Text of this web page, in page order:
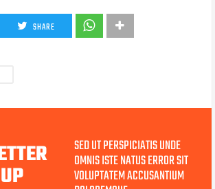
SHARE
SED UT PERSPICIATIS UNDE
OMNIS ISTE NATUS ERROR SIT
VOLUPTATEM ACCUSANTIUM